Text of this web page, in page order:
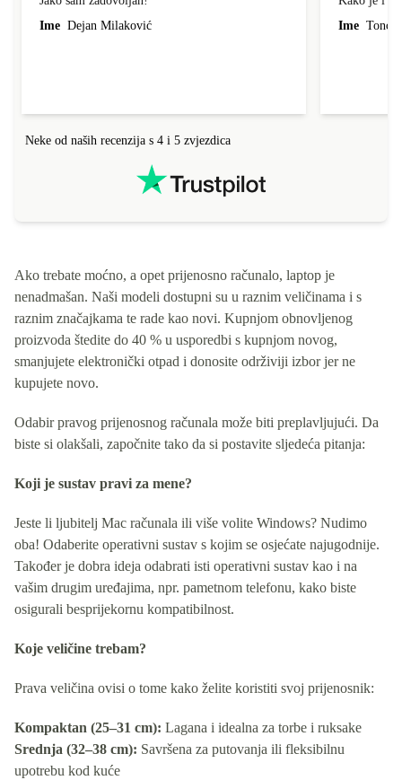
Ime Dejan Milaković
Ime Tonci
Neke od naših recenzija s 4 i 5 zvjezdica
Ako trebate moćno, a opet prijenosno računalo, laptop je
nenadmašan. Naši modeli dostupni su u raznim veličinama i s
raznim značajkama te rade kao novi. Kupnjom obnovljenog
proizvoda štedite do 40 % u usporedbi s kupnjom novog,
smanjujete elektronički otpad i donosite održiviji izbor jer ne
kupujete novo.
Odabir pravog prijenosnog računala može biti preplavljujući. Da
biste si olakšali, započnite tako da si postavite sljedeća pitanja:
Koji je sustav pravi za mene?
Jeste li ljubitelj Mac računala ili više volite Windows? Nudimo
oba! Odaberite operativni sustav s kojim se osjećate najugodnije.
Također je dobra ideja odabrati isti operativni sustav kao i na
vašim drugim uređajima, npr. pametnom telefonu, kako biste
osigurali besprijekornu kompatibilnost.
Koje veličine trebam?
Prava veličina ovisi o tome kako želite koristiti svoj prijenosnik:
Kompaktan (25–31 cm): Lagana i idealna za torbe i ruksake
Srednja (32–38 cm): Savršena za putovanja ili fleksibilnu
upotrebu kod kuće